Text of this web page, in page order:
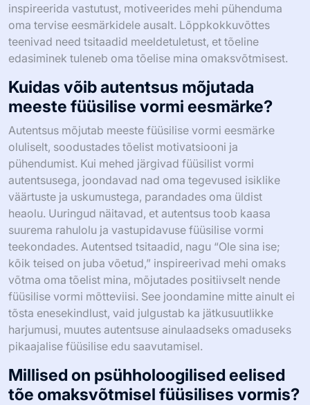
inspireerida vastutust, motiveerides mehi pühenduma
oma tervise eesmärkidele ausalt. Lõppkokkuvõttes
teenivad need tsitaadid meeldetuletust, et tõeline
edasiminek tuleneb oma tõelise mina omaksvõtmisest.
Kuidas võib autentsus mõjutada
meeste füüsilise vormi eesmärke?
Autentsus mõjutab meeste füüsilise vormi eesmärke
oluliselt, soodustades tõelist motivatsiooni ja
pühendumist. Kui mehed järgivad füüsilist vormi
autentsusega, joondavad nad oma tegevused isiklike
väärtuste ja uskumustega, parandades oma üldist
heaolu. Uuringud näitavad, et autentsus toob kaasa
suurema rahulolu ja vastupidavuse füüsilise vormi
teekondades. Autentsed tsitaadid, nagu “Ole sina ise;
kõik teised on juba võetud,” inspireerivad mehi omaks
võtma oma tõelist mina, mõjutades positiivselt nende
füüsilise vormi mõtteviisi. See joondamine mitte ainult ei
tõsta enesekindlust, vaid julgustab ka jätkusuutlikke
harjumusi, muutes autentsuse ainulaadseks omaduseks
pikaajalise füüsilise edu saavutamisel.
Millised on psühholoogilised eelised
tõe omaksvõtmisel füüsilises vormis?